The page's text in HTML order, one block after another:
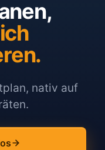
nativ auf